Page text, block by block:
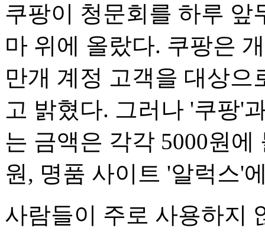
쿠팡이 청문회를 하루 앞
마 위에 올랐다. 쿠팡은
만개 계정 고객을 대상으
고 밝혔다. 그러나 '쿠팡'
는 금액은 각각 5000원
원, 명품 사이트 '알럭스'
사람들이 주로 사용하지